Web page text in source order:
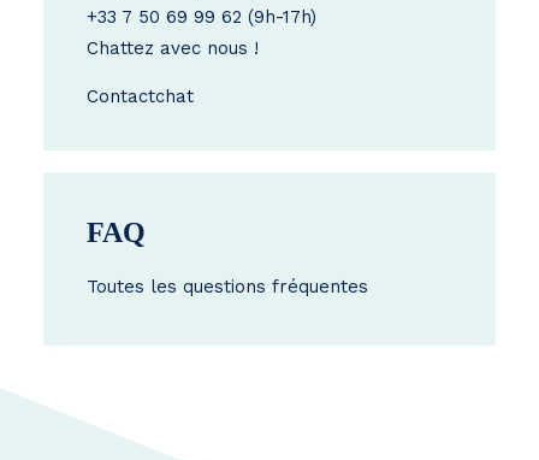
+33 7 50 69 99 62 (9h-17h)
Chattez avec nous !
Contactchat
FAQ
Toutes les questions fréquentes